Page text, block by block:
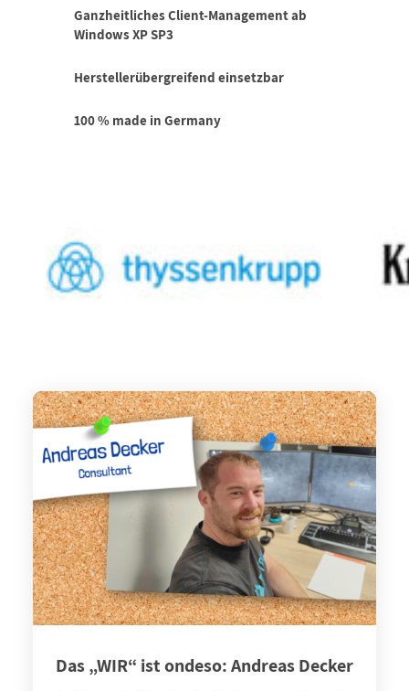
Ganzheitliches Client-Management ab
Windows XP SP3
Herstellerübergreifend einsetzbar
100 % made in Germany
Das „WIR“ ist ondeso: Andreas Decker